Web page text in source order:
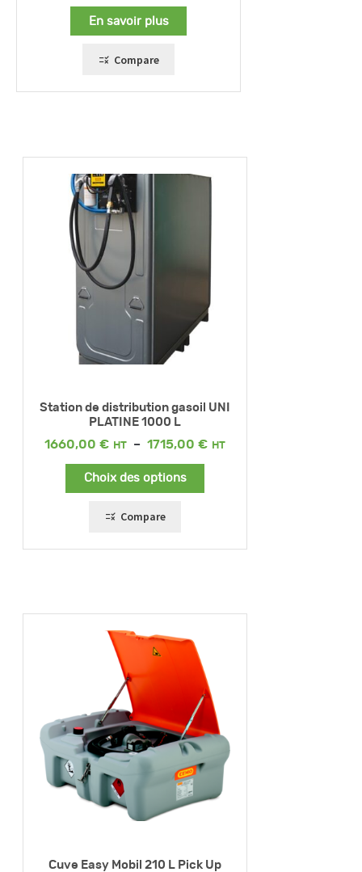
En savoir plus
Compare
Station de distribution gasoil UNI
PLATINE 1000 L
1660,00 € – 1715,00 €
Plage
Choix des options
Compare
Cuve Easy Mobil 210 L Pick Up